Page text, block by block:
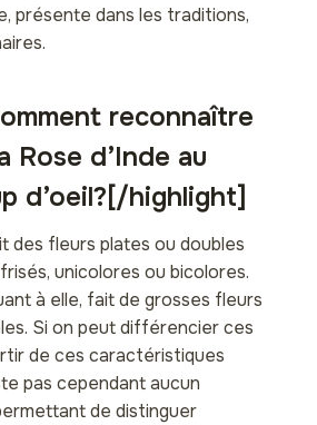
présente dans les traditions,
reconnaître
Rose d’Inde au
d’oeil?[/highlight]
des fleurs plates ou doubles
unicolores ou bicolores.
à elle, fait de grosses fleurs
Si on peut différencier ces
de ces caractéristiques
pas cependant aucun
de distinguer